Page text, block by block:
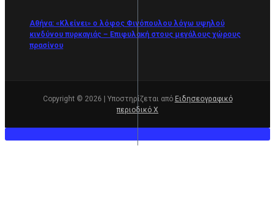
Αθήνα: «Κλείνει» ο λόφος Φινόπουλου λόγω υψηλού
κινδύνου πυρκαγιάς – Επιφυλακή στους μεγάλους χώρους
πρασίνου
Copyright © 2026 | Υποστηρίζεται από Ειδησεογραφικό
περιοδικό Χ